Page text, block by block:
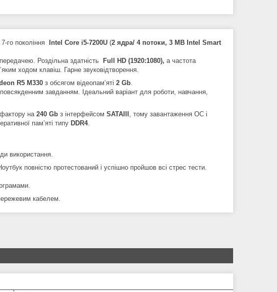
го покоління Intel Core i5-7200U (2 ядра/ 4 потоки, 3 MB Intel Smart
Роздільна здатність Full HD (1920:1080), а частота
ходом клавіш. Гарне звуковідтворення.
R5 M330 з обсягом відеопамʼяті 2 Gb.
завданням. Ідеальний варіант для роботи, навчання,
на240 Gb з інтерфейсом SATAIII , тому завантаження ОС і
памʼяті типу DDR4.
використання.
повністю протестований і успішно пройшов всі стрес тести.
кабелем.